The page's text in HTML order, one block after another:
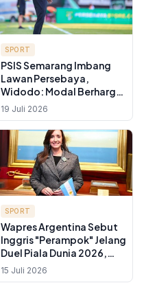
SPORT
PSIS Semarang Imbang
Lawan Persebaya,
Widodo: Modal Berharga
Sebelum Liga 2
19 Juli 2026
SPORT
Wapres Argentina Sebut
Inggris "Perampok" Jelang
Duel Piala Dunia 2026,
Kecaman Langsung
Mengalir
15 Juli 2026